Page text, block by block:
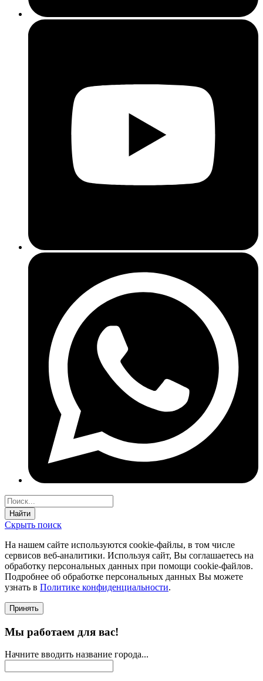
Найти
Скрыть поиск
На нашем сайте используются соokie-файлы, в том числе
сервисов веб-аналитики. Используя сайт, Вы соглашаетесь на
обработку персональных данных при помощи cookie-файлов.
Подробнее об обработке персональных данных Вы можете
узнать в Политике конфиденциальности.
Принять
Мы работаем для вас!
Начните вводить название города...